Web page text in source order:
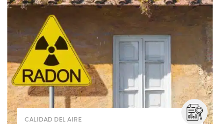
CALIDAD DEL AIRE